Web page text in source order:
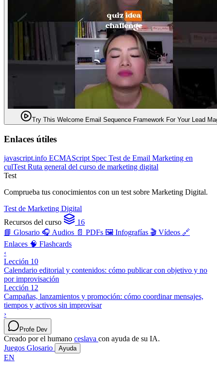
Try This Welcome Email Sequence Framework For Your Lead
Enlaces útiles
javascript.info ECMAScript Spec Test de Email Marketing en
culTest Ruta general del curso de marketing digital
Test
Comprueba tus conocimientos con un test sobre Marketing Digital.
Test de Marketing Digital
Recursos del curso
16
📘 Glosario 🎧 Audios 📄 PDFs 🖼️ Infografías 🎬 Vídeos 🔗
Enlaces 🧠 Flashcards
‹
Lección 10
Calendario editorial y contenidos: cómo publicar con objetivo y no
por improvisación
Lección 12
Campañas, lanzamientos y promoción: cómo coordinar mensajes,
tiempos y activos sin improvisar
›
Profe Dev
Creado por el humano ceslava con ayuda de su IA.
Juegos Glosario Ayuda
EN